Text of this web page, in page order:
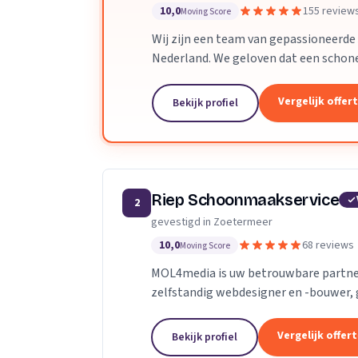
10,0Moving Score 155
Wij zijn een team van
Nederland. We geloven dat een
elke woning en elk kantoor alsof het ons eigen is. Wij
gepassioneerde
elk kantoor alsof het ons eigen is. Met jarenlange ervaring en duizenden
tevreden klanten weten we dat
gebruiken gecertificeerde
technieken en een persoonlijke
Bekijk profiel Vergelijk
2 Riep Schoonmaakservice
gevestigd in Zoetermeer
10,0Moving Score 68 reviews
MOL4media is uw betrouwbare
zelfstandig webdesigner en -
Bekijk profiel Vergelijk